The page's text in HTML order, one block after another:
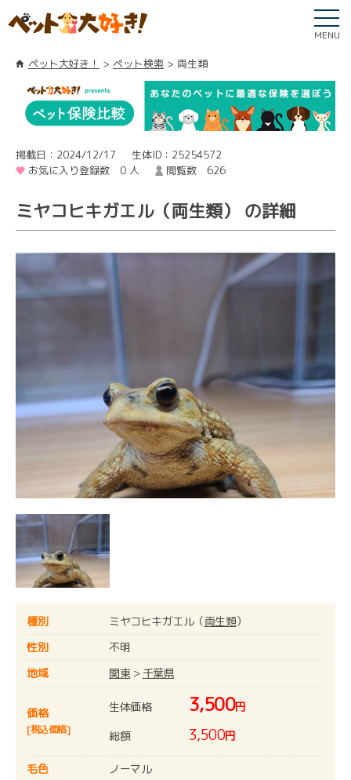
MENU
ペット大好き！ ペット検索 両生類
掲載日：2024/12/17
生体ID：25254572
お気に入り登録数 0 人
閲覧数 626
ミヤコヒキガエル（両生類） の詳細
種別 ミヤコヒキガエル（両生類）
性別
不明
地域
関東> 千葉県
価格
[税込価格]
生体価格 3,500円
総額
3,500円
毛色
ノーマル